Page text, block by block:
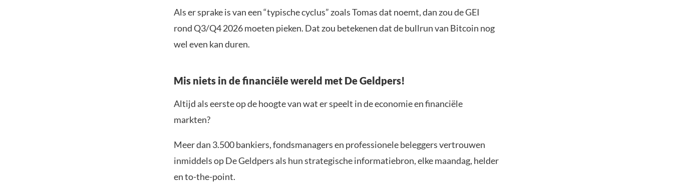
Als er sprake is van een “typische cyclus” zoals Tomas dat noemt, dan zou de GEI
rond Q3/Q4 2026 moeten pieken. Dat zou betekenen dat de bullrun van Bitcoin nog
wel even kan duren.
Mis niets in de financiële wereld met De Geldpers!
Altijd als eerste op de hoogte van wat er speelt in de economie en financiële
markten?
Meer dan 3.500 bankiers, fondsmanagers en professionele beleggers vertrouwen
inmiddels op De Geldpers als hun strategische informatiebron, elke maandag, helder
en to-the-point.